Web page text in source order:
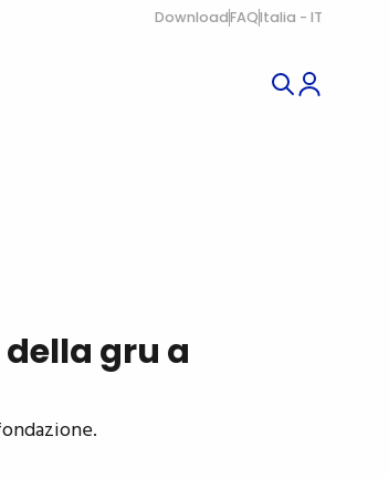
DownloadFAQ Italia - IT
gru a